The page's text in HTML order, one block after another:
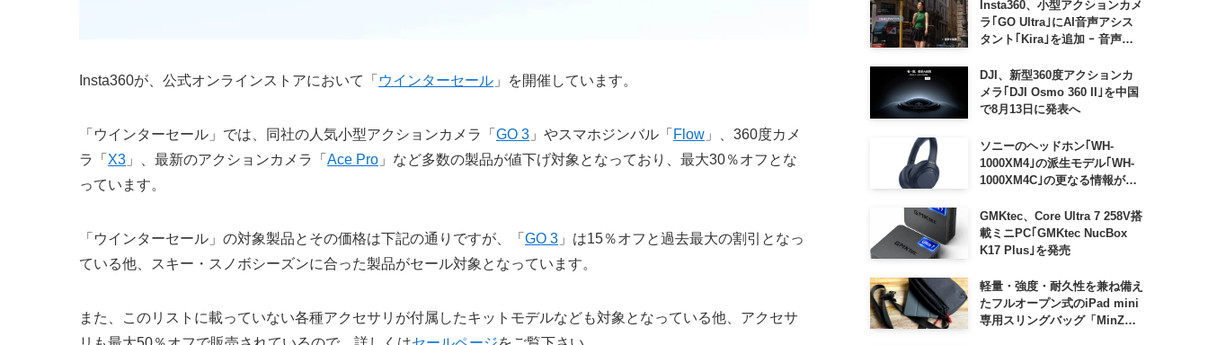
Insta360が、公式オンラインストアにおいて「 ウインターセール 」を開催しています。
「ウインターセール」では、同社の人気小型アクションカメラ「 GO 3 」やスマホジンバル「 Flow 」、360度カメ
ラ「 X3 」、最新のアクションカメラ「 Ace Pro 」など多数の製品が値下げ対象となっており、最大30％オフとな
っています。
「ウインターセール」の対象製品とその価格は下記の通りですが、「 GO 3 」は15％オフと過去最大の割引となっ
ている他、スキー・スノボシーズンに合った製品がセール対象となっています。
また、このリストに載っていない各種アクセサリが付属したキットモデルなども対象となっている他、アクセサ
Insta360、小型アクションカメ
ラ｢GO Ultra｣にAI音声アシス
タント｢Kira｣を追加 ｰ 音声で
などが利用可能に
DJI、新型360度アクションカ
メラ｢DJI Osmo 360 II｣を中国
で8月13日に発表へ
ソニーのヘッドホン｢WH-
1000XM4｣の派生モデル｢WH-
1000XM4C｣の更なる情報が明
GMKtec、Core Ultra 7 258V搭
載ミニPC｢GMKtec NucBox
K17 Plus｣を発売
軽量・強度・耐久性を兼ね備え
たフルオープン式のiPad mini
専用スリングバッグ「MinZ